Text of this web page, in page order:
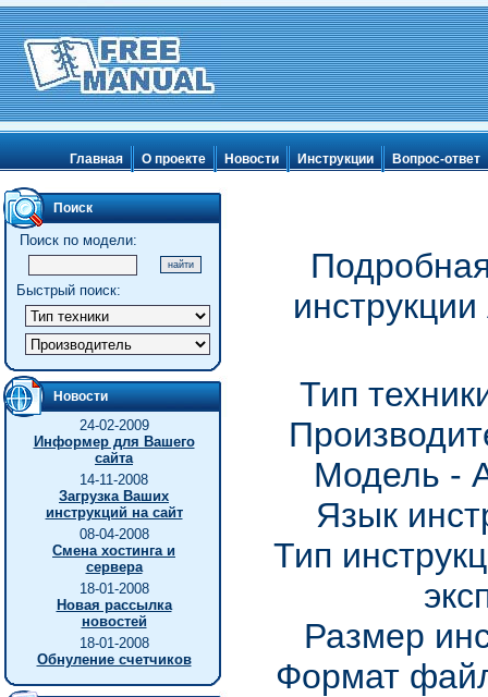
Главная О проекте Новости Инструкции Вопрос-ответ
Поиск
Поиск по модели:
Быстрый поиск:
Новости
24-02-2009
Информер для Вашего
сайта
14-11-2008
Загрузка Ваших
инструкций на сайт
08-04-2008
Смена хостинга и
сервера
18-01-2008
Новая рассылка
новостей
18-01-2008
Обнуление счетчиков
Тип
Модель -
Язык
Тип
Размер
Формат